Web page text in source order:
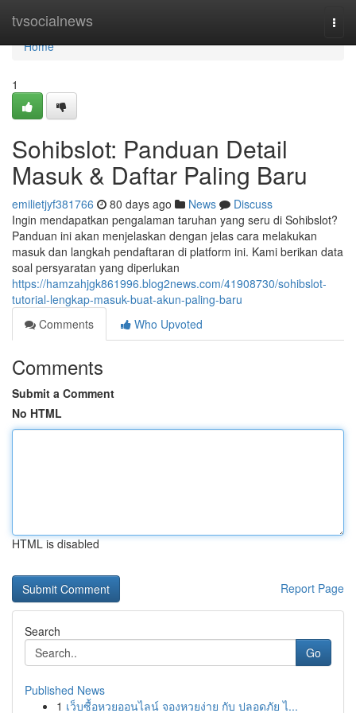
tvsocialnews
Home
Home
1
Sohibslot: Panduan Detail
Masuk & Daftar Paling Baru
emilietjyf381766 80 days ago News
Discuss
Ingin mendapatkan pengalaman taruhan yang seru di Sohibslot?
Panduan ini akan menjelaskan dengan jelas cara melakukan
masuk dan langkah pendaftaran di platform ini. Kami berikan data
soal persyaratan yang diperlukan
https://hamzahjgk861996.blog2news.com/41908730/sohibslot-
tutorial-lengkap-masuk-buat-akun-paling-baru
Comments
Who Upvoted
Comments
Submit a Comment
No HTML
HTML is disabled
Report Page
Search
Go
Published News
1 เว็บซื้อหวยออนไลน์ จองหวยง่าย กับ ปลอดภัย ไ...